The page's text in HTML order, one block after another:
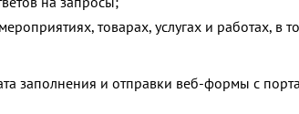
товарах, услугах и работах, в
заполнения и отправки веб‑формы с